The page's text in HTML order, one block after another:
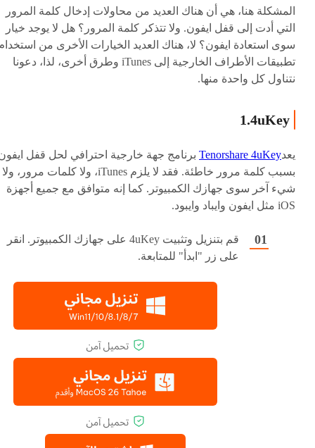
المشكلة هنا، هي أن هناك العديد من محاولات إدخال كلمة المرور
التي أدت إلى قفل ايفون. ولا تتذكر كلمة المرور؟ هل لا يوجد خيار
سوى استعادة ايفون؟ لا، هناك العديد الخيارات الأخرى من
تطبيقات الأطراف الخارجية إلى iTunes وطرق أخرى، لذا، دعونا
نتناول كل واحدة منها.
1.4uKey
يعدTenorshare 4uKey برنامج جهة خارجية احترافي لحل قفل
بسبب كلمة مرور خاطئة. فقد لا يلزم iTunes، ولا كلمات مرور، ولا
شيء آخر سوى جهازك الكمبيوتر. كما إنه متوافق مع جميع أجهزة
iOS مثل ايفون وايباد وايبود.
قم بتنزيل وتثبيت 4uKey على جهازك الكمبيوتر. انقر
على زر "ابدأ" للمتابعة.